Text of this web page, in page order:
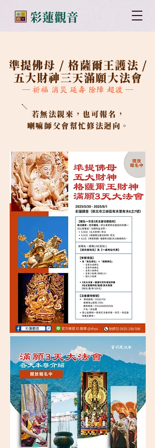
​彩蓮觀音
準提佛母 / 格薩爾王護法 /
五大財神三天滿願大法會
─ 祈福 消災 延壽 除障 超渡 ─
若無法親來，也可報名，
喇嘛師父會幫忙修法迴向。